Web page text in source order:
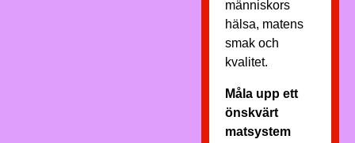
människors
hälsa, matens
smak och
kvalitet.
Måla upp ett
önskvärt
matsystem